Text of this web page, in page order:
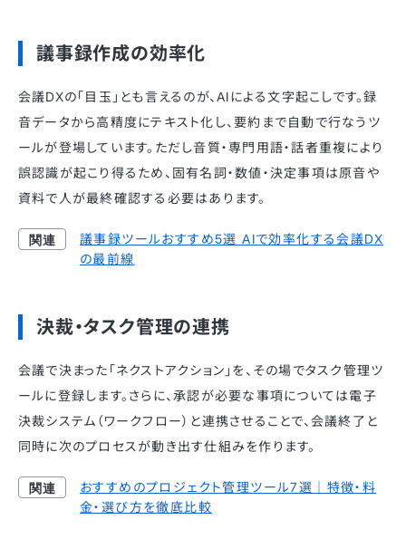
議事録作成の効率化
会議DXの「目玉」とも言えるのが、AIによる文字起こしです。録
音データから高精度にテキスト化し、要約まで自動で行なうツ
ールが登場しています。ただし音質・専門用語・話者重複により
誤認識が起こり得るため、固有名詞・数値・決定事項は原音や
資料で人が最終確認する必要はあります。
議事録ツールおすすめ5選 AIで効率化する会議DX
の最前線
決裁・タスク管理の連携
会議で決まった「ネクストアクション」を、その場でタスク管理ツ
ールに登録します。さらに、承認が必要な事項については電子
決裁システム（ワークフロー）と連携させることで、会議終了と
同時に次のプロセスが動き出す仕組みを作ります。
おすすめのプロジェクト管理ツール7選｜特徴・料
金・選び方を徹底比較